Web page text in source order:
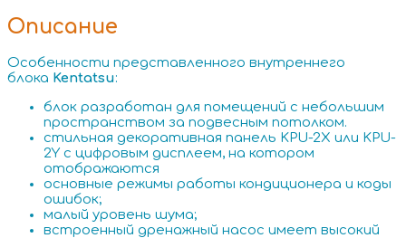
Описание
Особенности представленного внутреннего
блока Kentatsu:
блок разработан для помещений с небольшим
пространством за подвесным потолком.
стильная декоративная панель KPU-2X или KPU-
2Y с цифровым дисплеем, на котором
отображаются
основные режимы работы кондиционера и коды
ошибок;
малый уровень шума;
встроенный дренажный насос имеет высокий